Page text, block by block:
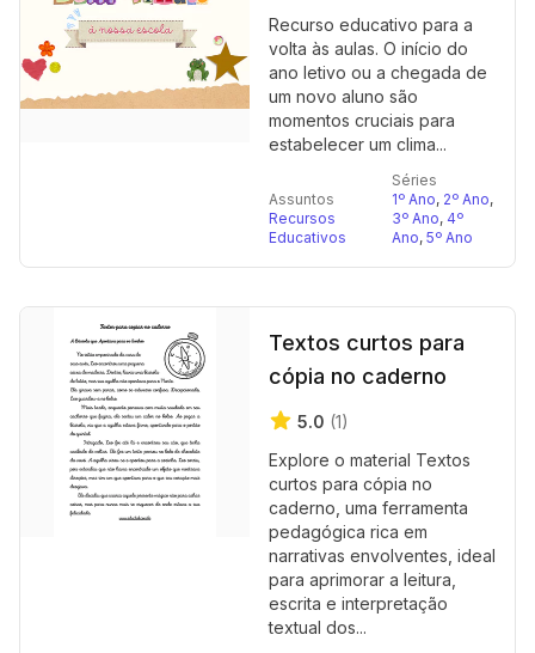
Recurso educativo para a
volta às aulas. O início do
ano letivo ou a chegada de
um novo aluno são
momentos cruciais para
estabelecer um clima...
Assuntos
Recursos
Educativos
Séries
1º Ano, 2º Ano,
3º Ano, 4º
Ano, 5º Ano
Textos curtos para
cópia no caderno
5.0 (1)
Explore o material Textos
curtos para cópia no
caderno, uma ferramenta
pedagógica rica em
narrativas envolventes, ideal
para aprimorar a leitura,
escrita e interpretação
textual dos...